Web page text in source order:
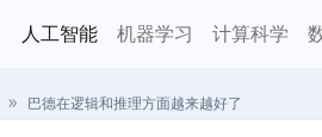
人工智能 机器学习 计算科学
巴德在逻辑和推理方面越来越好了